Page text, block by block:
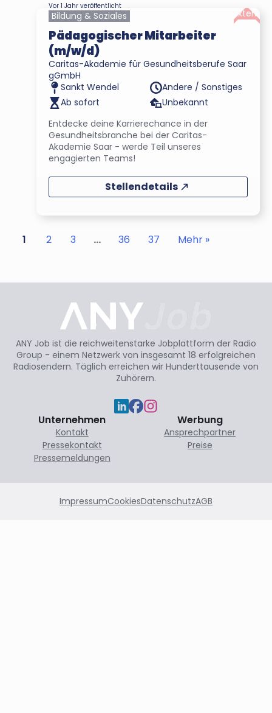
Vor 1 Jahr veröffentlicht
Bildung & Soziales
Pädagogischer Mitarbeiter
(m/w/d)
Caritas-Akademie für Gesundheitsberufe Saar
gGmbH
Sankt Wendel
Andere / Sonstiges
Ab sofort
Unbekannt
Entdecke deine Karrierechance in der
Gesundheitsbranche bei der Caritas-
Akademie Saar - werde Teil unseres
engagierten Teams!
Extern
Stellendetails
1 2 3 … 36 37 Mehr »
ANY Job ist die reichweitenstarke Jobplattform der Radio
Group - einem Netzwerk von insgesamt 18 erfolgreichen
Radiosendern. Täglich erreichen wir Hunderttausende von
Zuhörern.
Unternehmen
Kontakt
Pressekontakt
Pressemeldungen
Werbung
Ansprechpartner
Preise
ImpressumCookiesDatenschutzAGB